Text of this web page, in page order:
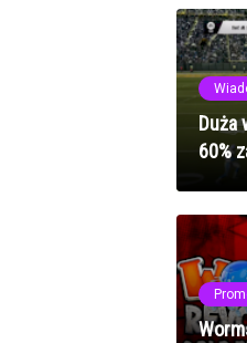
Duża
60%